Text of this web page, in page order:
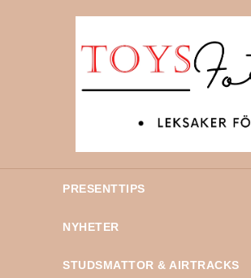
PRESENTTIPS
NYHETER
STUDSMATTOR & AIRTRACKS